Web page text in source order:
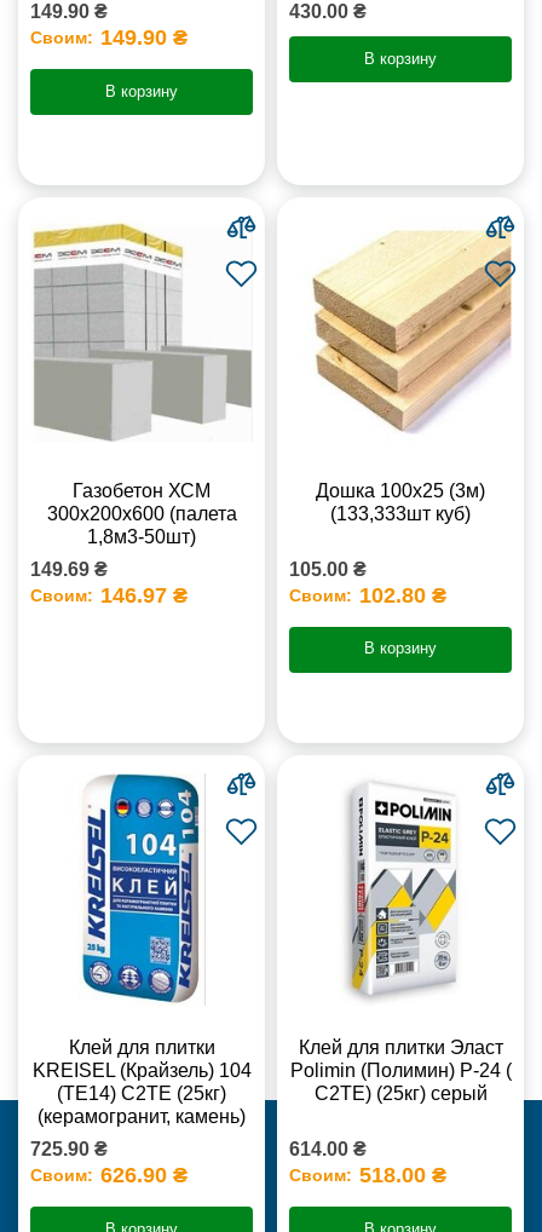
149.90 ₴
Своим: 149.90 ₴
В корзину
430.00 ₴
В корзину
Газобетон ХСМ
300x200x600 (палета
1,8м3-50шт)
149.69 ₴
Своим: 146.97 ₴
Дошка 100х25 (3м)
(133,333шт куб)
105.00 ₴
Своим: 102.80 ₴
В корзину
Клей для плитки
KREISEL (Крайзель) 104
(ТЕ14) С2TE (25кг)
(керамогранит, камень)
725.90 ₴
Своим: 626.90 ₴
Клей для плитки Эласт
Polimin (Полимин) Р-24 (
С2ТЕ) (25кг) серый
614.00 ₴
Своим: 518.00 ₴